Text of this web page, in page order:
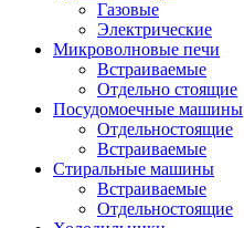
Газовые
Электрические
Микроволновые печи
Встраиваемые
Отдельно стоящие
Посудомоечные машины
Отдельностоящие
Встраиваемые
Стиральные машины
Встраиваемые
Отдельностоящие